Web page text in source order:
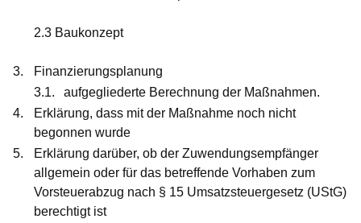
2.3 Baukonzept
Finanzierungsplanung
aufgegliederte Berechnung der Maßnahmen.
Erklärung, dass mit der Maßnahme noch nicht
begonnen wurde
Erklärung darüber, ob der Zuwendungsempfänger
allgemein oder für das betreffende Vorhaben zum
Vorsteuerabzug nach § 15 Umsatzsteuergesetz (UStG)
berechtigt ist